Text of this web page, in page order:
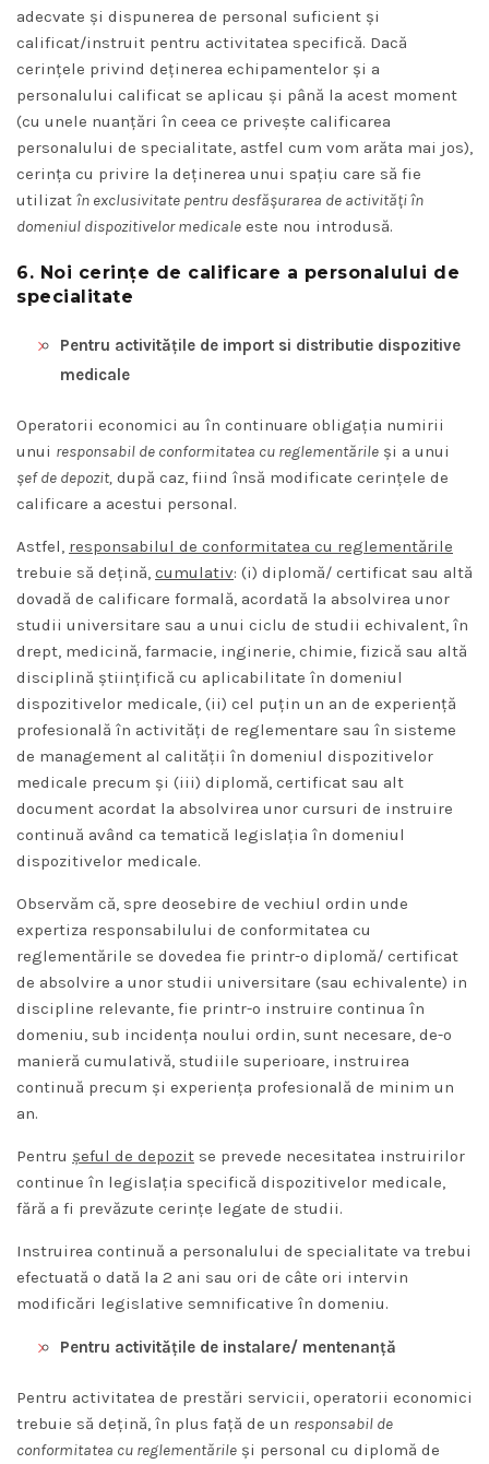
adecvate și dispunerea de personal suficient și
calificat/instruit pentru activitatea specifică. Dacă
cerințele privind deținerea echipamentelor și a
personalului calificat se aplicau și până la acest moment
(cu unele nuanțări în ceea ce privește calificarea
personalului de specialitate, astfel cum vom arăta mai jos),
cerința cu privire la deținerea unui spațiu care să fie
utilizat în exclusivitate pentru desfășurarea de activități în
domeniul dispozitivelor medicale este nou introdusă.
6. Noi cerințe de calificare a personalului de
specialitate
Pentru activitățile de import si distributie dispozitive
medicale
Operatorii economici au în continuare obligația numirii
unui responsabil de conformitatea cu reglementările și a unui
șef de depozit, după caz, fiind însă modificate cerințele de
calificare a acestui personal.
Astfel, responsabilul de conformitatea cu reglementările
trebuie să dețină, cumulativ: (i) diplomă/ certificat sau altă
dovadă de calificare formală, acordată la absolvirea unor
studii universitare sau a unui ciclu de studii echivalent, în
drept, medicină, farmacie, inginerie, chimie, fizică sau altă
disciplină științifică cu aplicabilitate în domeniul
dispozitivelor medicale, (ii) cel puțin un an de experiență
profesională în activități de reglementare sau în sisteme
de management al calității în domeniul dispozitivelor
medicale precum și (iii) diplomă, certificat sau alt
document acordat la absolvirea unor cursuri de instruire
continuă având ca tematică legislaţia în domeniul
dispozitivelor medicale.
Observăm că, spre deosebire de vechiul ordin unde
expertiza responsabilului de conformitatea cu
reglementările se dovedea fie printr-o diplomă/ certificat
de absolvire a unor studii universitare (sau echivalente) in
discipline relevante, fie printr-o instruire continua în
domeniu, sub incidența noului ordin, sunt necesare, de-o
manieră cumulativă, studiile superioare, instruirea
continuă precum și experiența profesională de minim un
an.
Pentru șeful de depozit se prevede necesitatea instruirilor
continue în legislația specifică dispozitivelor medicale,
fără a fi prevăzute cerințe legate de studii.
Instruirea continuă a personalului de specialitate va trebui
efectuată o dată la 2 ani sau ori de câte ori intervin
modificări legislative semnificative în domeniu.
Pentru activitățile de instalare/ mentenanță
Pentru activitatea de prestări servicii, operatorii economici
trebuie să deţină, în plus față de un responsabil de
conformitatea cu reglementările și personal cu diplomă de